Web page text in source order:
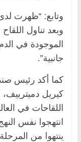
وتابع: “ظهرت
وبعد تناول
الموجودة في
جانبية”.
كما أكد رئيس
كيريل
اللقاحات في
انتهجوا نفس
ينتهوا من